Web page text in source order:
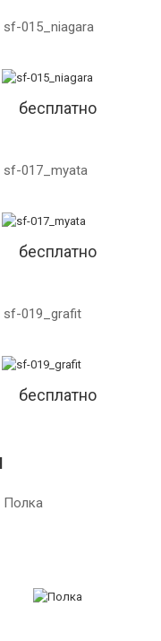
sf-015_niagara
бесплатно
sf-017_myata
бесплатно
sf-019_grafit
бесплатно
Полка